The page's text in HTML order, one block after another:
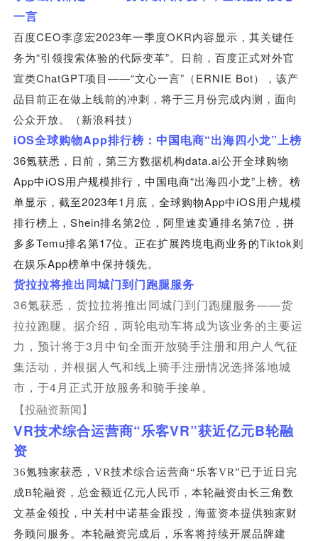
一言
百度CEO李彦宏2023年一季度OKR内容显示，其关键任
务为“引领搜索体验的代际变革”。日前，百度正式对外官
宣类ChatGPT项目——“文心一言” （ ERNIE Bot），该产
品目前正在做上线前的冲刺，将于三月份完成内测，面向
公众开放。（新浪科技）
iOS全球购物App排行榜：中国电商“出海四小龙” 上榜
36氪获悉，日前，第三方数据机构data.ai公开全球购物
App中iOS用户规模排行，中国电商“出海四小龙” 上榜。榜
单显示，截至2023年1 月底，全球购物App中iOS用户规模
排行榜上，Shein排名第2位，阿里速卖通排名第7位，拼
多多Temu排名第17位。正在扩展跨境电商业务的Tiktok则
在娱乐App榜单中保持领先。
货拉拉将推出同城门到门跑腿服务
36氪获悉，货拉拉将推出同城门到门跑腿服务——货
拉拉跑腿。据介绍，两轮电动车将成为该业务的主要运
力，预计将于3 月中旬全面开放骑手注册和用户人气征
集活动，并根据人气和线上骑手注册情况选择落地城
市，于4 月正式开放服务和骑手接单。
【投融资新闻】
VR技术综合运营商“乐客VR”获近亿元B轮融
资
36氪独家获悉，VR技术综合运营商“乐客VR”已于近日完
成B轮融资，总金额近亿元人民币，本轮融资由长三角数
文基金领投，中关村中诺基金跟投，海蓝资本提供独家财
务顾问服务。本轮融资完成后，乐客将持续开展品牌建